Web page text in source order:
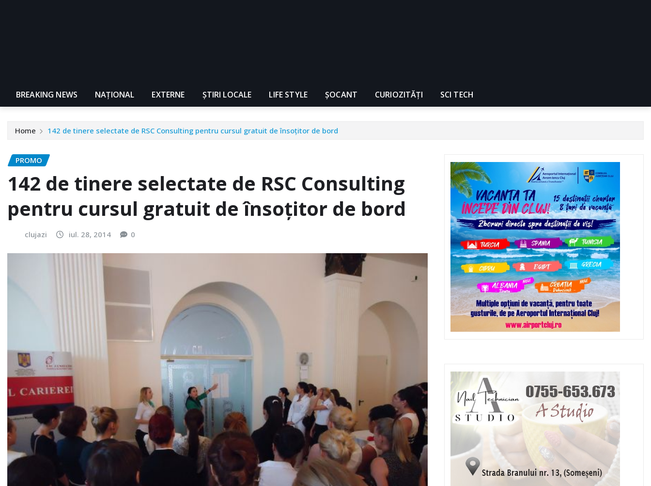
BREAKING NEWS NAŢIONAL EXTERNE ȘTIRI LOCALE LIFE STYLE ȘOCANT CURIOZITĂȚI SCI TECH
Home 142 de tinere selectate de RSC Consulting pentru cursul gratuit de însoţitor de bord
PROMO
142 de tinere selectate de RSC Consulting
pentru cursul gratuit de însoţitor de bord
clujazi iul. 28, 2014 0